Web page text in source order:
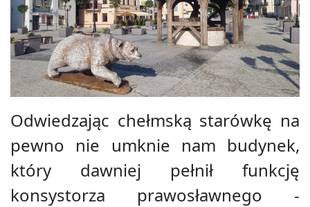
Odwiedzając chełmską starówkę na
pewno nie umknie nam budynek,
który dawniej pełnił funkcję
konsystorza prawosławnego -